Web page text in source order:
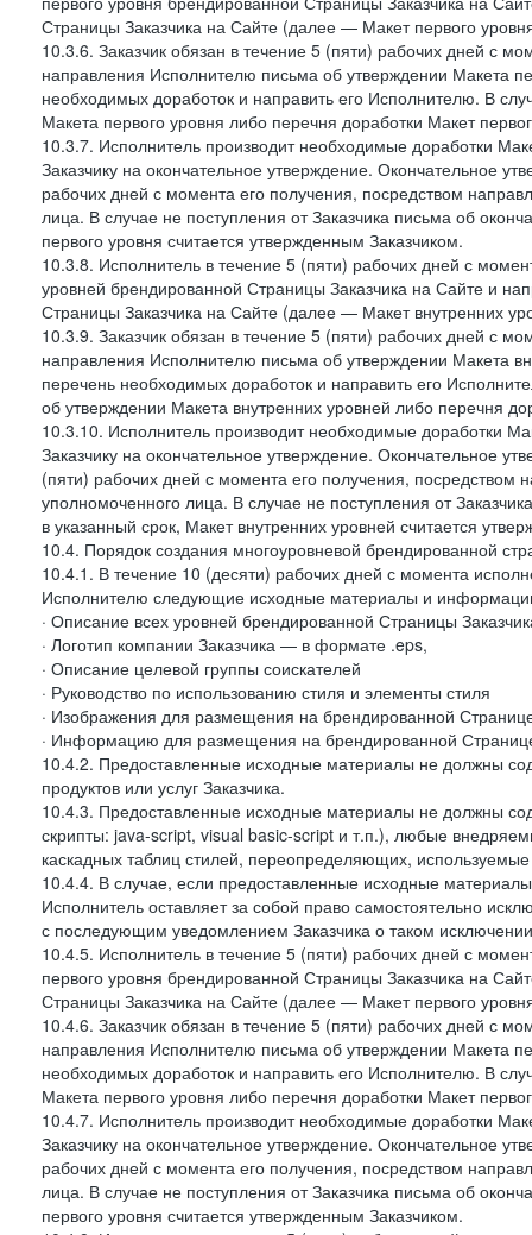
Страницы Заказчика на Сайте (далее — Макет первого
10.3.6. Заказчик обязан в течение 5 (пяти) рабочих дней с
направления Исполнителю письма об утверждении Макета
необходимых доработок и направить его Исполнителю. В
Макета первого уровня либо перечня доработки Макет
10.3.7. Исполнитель производит необходимые доработки
Заказчику на окончательное утверждение. Окончательное
рабочих дней с момента его получения, посредством
лица. В случае не поступления от Заказчика письма об
первого уровня считается утвержденным Заказчиком.
10.3.8. Исполнитель в течение 5 (пяти) рабочих дней с
уровней брендированной Страницы Заказчика на Сайте и
Страницы Заказчика на Сайте (далее — Макет внутренних
10.3.9. Заказчик обязан в течение 5 (пяти) рабочих дней с
направления Исполнителю письма об утверждении Макета
перечень необходимых доработок и направить его
об утверждении Макета внутренних уровней либо перечня
10.3.10. Исполнитель производит необходимые доработки
Заказчику на окончательное утверждение. Окончательное
(пяти) рабочих дней с момента его получения,
уполномоченного лица. В случае не поступления от
в указанный срок, Макет внутренних уровней считается
10.4. Порядок создания многоуровневой брендированной
10.4.1. В течение 10 (десяти) рабочих дней с момента
Исполнителю следующие исходные материалы и
· Описание всех уровней брендированной Страницы
· Логотип компании Заказчика — в формате .eps,
· Описание целевой группы соискателей
· Руководство по использованию стиля и элементы стиля
· Изображения для размещения на брендированной
· Информацию для размещения на брендированной
10.4.2. Предоставленные исходные материалы не должны
продуктов или услуг Заказчика.
10.4.3. Предоставленные исходные материалы не должны
скрипты: java-script, visual basic-script и т.п.), любые
каскадных таблиц стилей, переопределяющих,
10.4.4. В случае, если предоставленные исходные
Исполнитель оставляет за собой право самостоятельно
с последующим уведомлением Заказчика о таком
10.4.5. Исполнитель в течение 5 (пяти) рабочих дней с
первого уровня брендированной Страницы Заказчика на
Страницы Заказчика на Сайте (далее — Макет первого
10.4.6. Заказчик обязан в течение 5 (пяти) рабочих дней с
направления Исполнителю письма об утверждении Макета
необходимых доработок и направить его Исполнителю. В
Макета первого уровня либо перечня доработки Макет
10.4.7. Исполнитель производит необходимые доработки
Заказчику на окончательное утверждение. Окончательное
рабочих дней с момента его получения, посредством
лица. В случае не поступления от Заказчика письма об
первого уровня считается утвержденным Заказчиком.